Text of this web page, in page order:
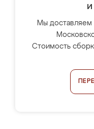
и
Мы доставляем
Стоимость